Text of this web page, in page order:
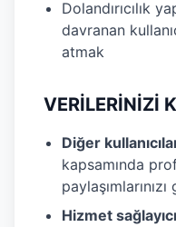
Dolandırıcılık
davranan
atmak
VERİLERİNİZİ
Diğer
kapsamında
Hizmet